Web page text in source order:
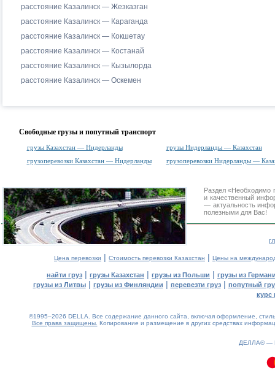
расстояние Казалинск — Жезказган
расстояние Казалинск — Караганда
расстояние Казалинск — Кокшетау
расстояние Казалинск — Костанай
расстояние Казалинск — Кызылорда
расстояние Казалинск — Оскемен
Свободные грузы и попутный транспорт
грузы Казахстан — Нидерланды
грузы Нидерланды — Казахстан
грузоперевозки Казахстан — Нидерланды
грузоперевозки Нидерланды —
Раздел «Необходимо
и качественный
— актуальность
полезными для Вас!
Цена перевозки | Стоимость перевозки Казахстан | Цены на
найти груз | грузы Казахстан | грузы из Польши | грузы из
грузы из Литвы| грузы из Финляндии | перевезти груз| попутный
курс
©1995–2026 DELLA. Все содержание данного сайта, включая оформление,
Все права защищены. Копирование и размещение в других средствах
ДЕЛЛА® —